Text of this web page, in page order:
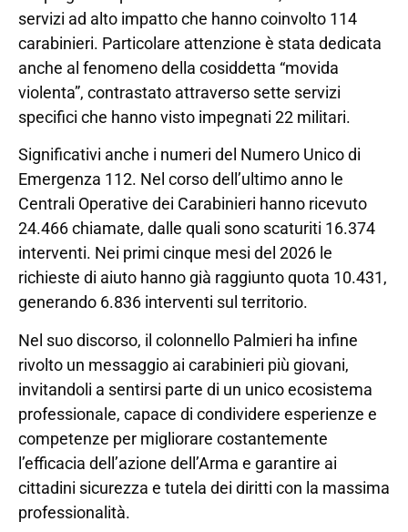
servizi ad alto impatto che hanno coinvolto 114
carabinieri. Particolare attenzione è stata dedicata
anche al fenomeno della cosiddetta “movida
violenta”, contrastato attraverso sette servizi
specifici che hanno visto impegnati 22 militari.
Significativi anche i numeri del Numero Unico di
Emergenza 112. Nel corso dell’ultimo anno le
Centrali Operative dei Carabinieri hanno ricevuto
24.466 chiamate, dalle quali sono scaturiti 16.374
interventi. Nei primi cinque mesi del 2026 le
richieste di aiuto hanno già raggiunto quota 10.431,
generando 6.836 interventi sul territorio.
Nel suo discorso, il colonnello Palmieri ha infine
rivolto un messaggio ai carabinieri più giovani,
invitandoli a sentirsi parte di un unico ecosistema
professionale, capace di condividere esperienze e
competenze per migliorare costantemente
l’efficacia dell’azione dell’Arma e garantire ai
cittadini sicurezza e tutela dei diritti con la massima
professionalità.